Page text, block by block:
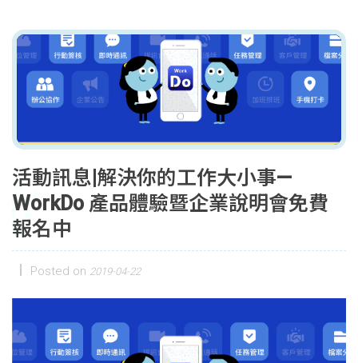
活動訊息|解決你的工作大小事—
WorkDo 產品體驗暨企業說明會免費
報名中
Posted on 2019-04-22